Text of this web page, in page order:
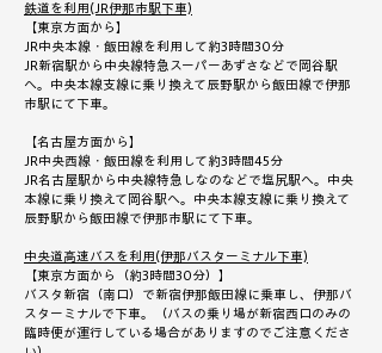
鉄道を利用(JR伊那市駅下車)​
【東京方面から】
JR中央本線・飯田線を利用して約3時間30分
JR新宿駅から中央線特急スーパーあずさなどで岡谷駅
へ。中央本線支線に乗り換えて辰野駅から飯田線で伊那
市駅にて下車。
【名古屋方面から】
JR中央西線・飯田線を利用して約3時間45分
JR名古屋駅から中央線特急しなのなどで塩尻駅へ。中央
本線に乗り換えて岡谷駅へ。中央本線支線に乗り換えて
辰野駅から飯田線で伊那市駅にて下車。
中央道高速バスを利用(伊那バスターミナル下車)​
【東京方面から（約3時間30分）】
バスタ新宿（南口）で新宿伊那飯田線に乗車し、伊那バ
スターミナルで下車。（バスの乗り場が新宿西口のみの
臨時便が運行している場合がありますのでご注意くださ